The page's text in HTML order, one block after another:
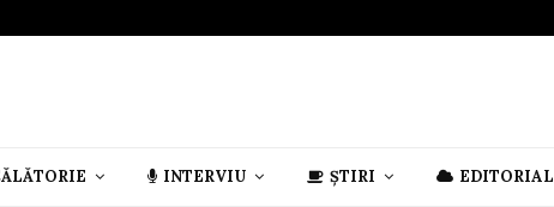
INTERVIU ȘTIRI EDITORIAL